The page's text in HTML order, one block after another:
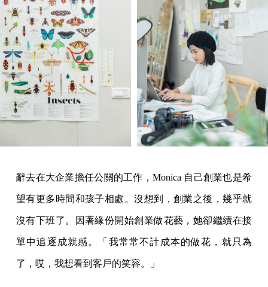
辭去在大企業擔任公關的工作，Monica 自己創業也是希
望有更多時間和孩子相處。沒想到，創業之後，幾乎就
沒有下班了。因著緣份開始創業做花藝，她卻繼續在接
單中追逐成就感。「我常常不計成本的做花，就只為
了，哎，我想看到客戶的笑容。」